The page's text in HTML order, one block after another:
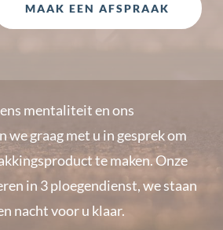
MAAK EEN AFSPRAAK
mentaliteit en ons
we graag met u in gesprek om
te maken. Onze
in 3 ploegendienst, we staan
nacht voor u klaar.